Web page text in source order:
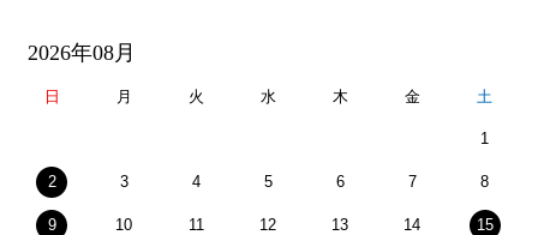
2026年08月
日 月 火 水 木 金 土
1
2 3 4 5 6 7 8
9 10 11 12 13 14 15